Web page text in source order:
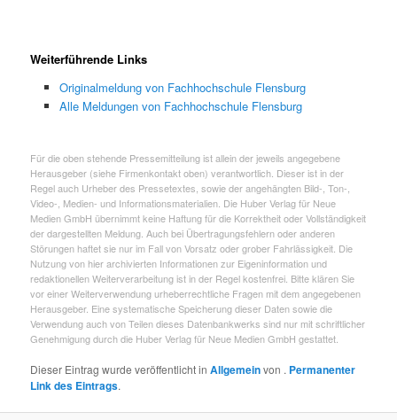
Weiterführende Links
Originalmeldung von Fachhochschule Flensburg
Alle Meldungen von Fachhochschule Flensburg
Für die oben stehende Pressemitteilung ist allein der jeweils angegebene
Herausgeber (siehe Firmenkontakt oben) verantwortlich. Dieser ist in der
Regel auch Urheber des Pressetextes, sowie der angehängten Bild-, Ton-,
Video-, Medien- und Informationsmaterialien. Die Huber Verlag für Neue
Medien GmbH übernimmt keine Haftung für die Korrektheit oder Vollständigkeit
der dargestellten Meldung. Auch bei Übertragungsfehlern oder anderen
Störungen haftet sie nur im Fall von Vorsatz oder grober Fahrlässigkeit. Die
Nutzung von hier archivierten Informationen zur Eigeninformation und
redaktionellen Weiterverarbeitung ist in der Regel kostenfrei. Bitte klären Sie
vor einer Weiterverwendung urheberrechtliche Fragen mit dem angegebenen
Herausgeber. Eine systematische Speicherung dieser Daten sowie die
Verwendung auch von Teilen dieses Datenbankwerks sind nur mit schriftlicher
Genehmigung durch die Huber Verlag für Neue Medien GmbH gestattet.
Dieser Eintrag wurde veröffentlicht inAllgemeinvon . Permanenter
Link des Eintrags.